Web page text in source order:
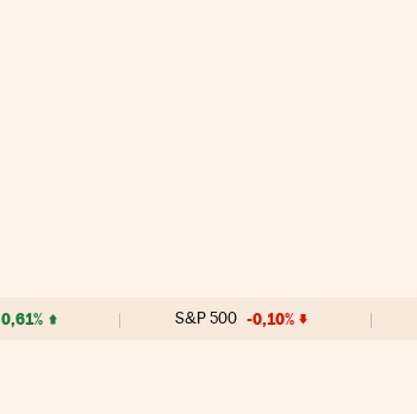
0,61% S&P 500 -0,10%